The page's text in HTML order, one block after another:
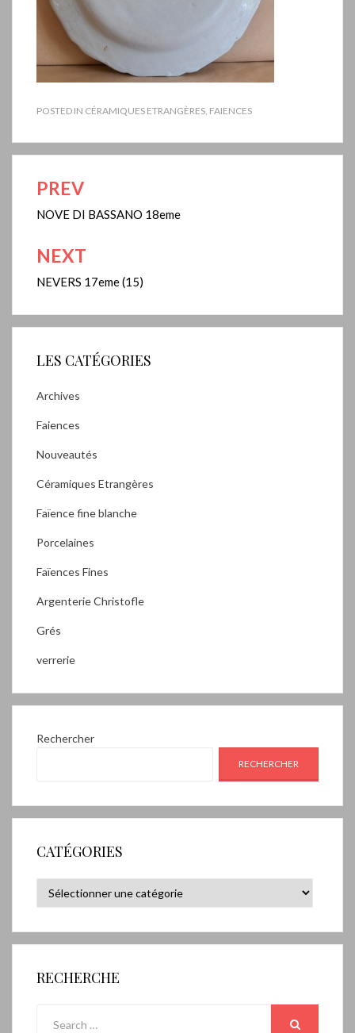
POSTED IN CÉRAMIQUES ETRANGÈRES, FAIENCES
Navigation
de
l’article
PREV
NOVE DI BASSANO 18eme
NEXT
NEVERS 17eme (15)
LES CATÉGORIES
Archives
Faiences
Nouveautés
Céramiques Etrangères
Faïence fine blanche
Porcelaines
Faïences Fines
Argenterie Christofle
Grés
verrerie
Rechercher
RECHERCHER
CATÉGORIES
RECHERCHE